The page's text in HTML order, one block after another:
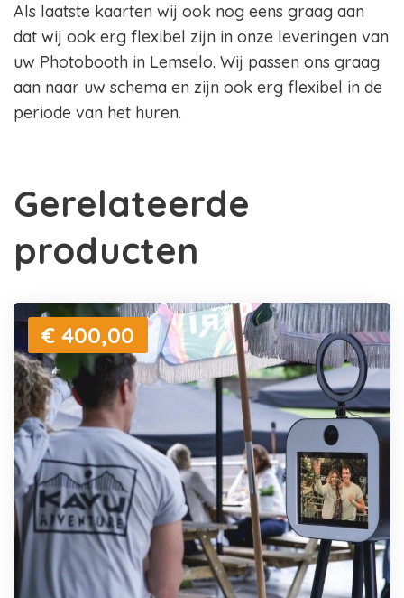
Als laatste kaarten wij ook nog eens graag aan
dat wij ook erg flexibel zijn in onze leveringen van
uw Photobooth in Lemselo. Wij passen ons graag
aan naar uw schema en zijn ook erg flexibel in de
periode van het huren.
Gerelateerde
producten
€ 400,00